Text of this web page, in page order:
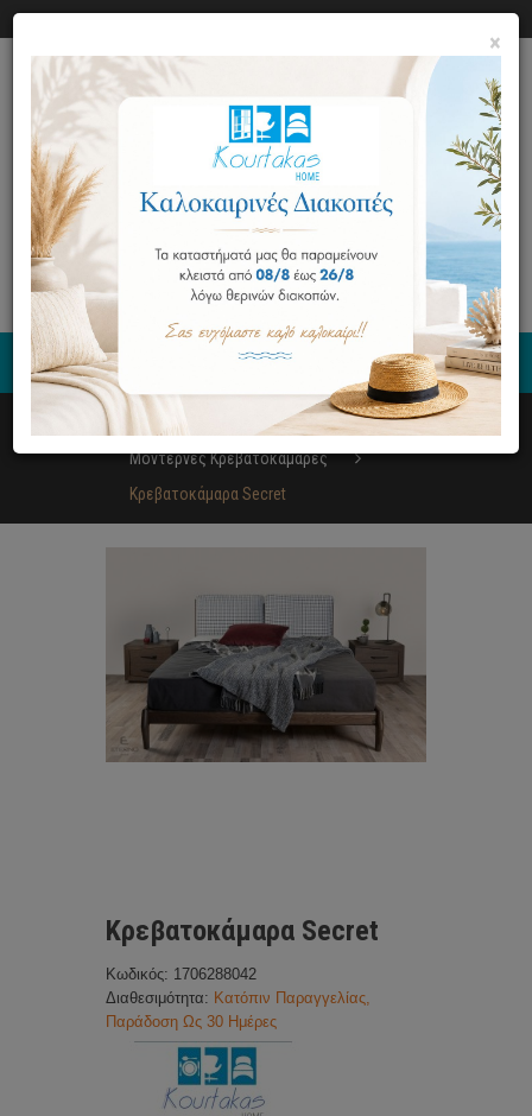
0
Κρεβατοκάμαρα
Μοντέρνες Κρεβατοκάμαρες
Κρεβατοκάμαρα Secret
Κρεβατοκάμαρα Secret
Κωδικός: 1706288042
Διαθεσιμότητα: Κατόπιν Παραγγελίας,
Παράδοση Ως 30 Ημέρες
×